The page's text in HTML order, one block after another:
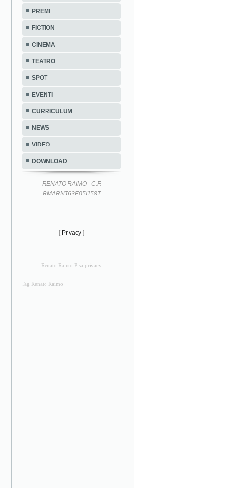
PREMI
FICTION
CINEMA
TEATRO
SPOT
EVENTI
CURRICULUM
NEWS
VIDEO
DOWNLOAD
RENATO RAIMO - C.F.
RMARNT63E05I158T
[ Privacy ]
Renato Raimo Pisa privacy
Tag Renato Raimo